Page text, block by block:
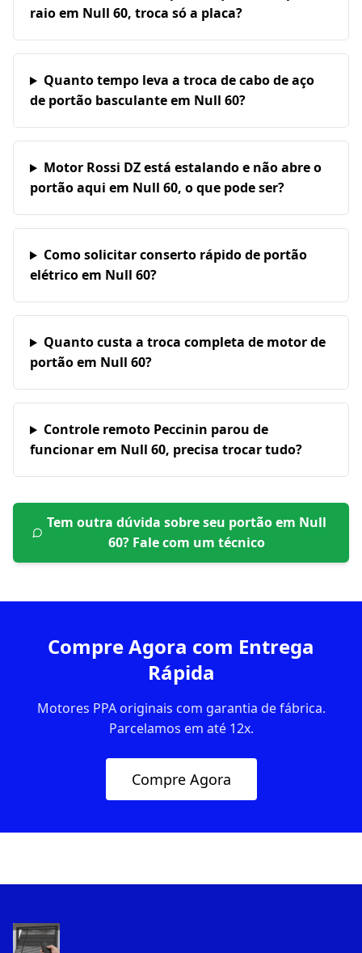
raio em Null 60, troca só a placa?
Quanto tempo leva a troca de cabo de aço
de portão basculante em Null 60?
Motor Rossi DZ está estalando e não abre o
portão aqui em Null 60, o que pode ser?
Como solicitar conserto rápido de portão
elétrico em Null 60?
Quanto custa a troca completa de motor de
portão em Null 60?
Controle remoto Peccinin parou de
funcionar em Null 60, precisa trocar tudo?
Tem outra dúvida sobre seu portão em Null
60? Fale com um técnico
Compre Agora com Entrega
Rápida
Motores PPA originais com garantia de fábrica.
Parcelamos em até 12x.
Compre Agora